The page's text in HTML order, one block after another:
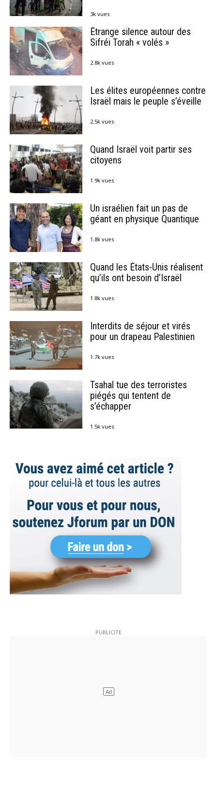
3k vues
Étrange silence autour des
Sifréi Torah « volés »
2.8k vues
Les élites européennes contre
Israël mais le peuple s’éveille
2.5k vues
Quand Israël voit partir ses
citoyens
1.9k vues
Un israélien fait un pas de
géant en physique Quantique
1.8k vues
Quand les États-Unis réalisent
qu’ils ont besoin d’Israël
1.8k vues
Interdits de séjour et virés
pour un drapeau Palestinien
1.7k vues
Tsahal tue des terroristes
piégés qui tentent de
s’échapper
1.5k vues